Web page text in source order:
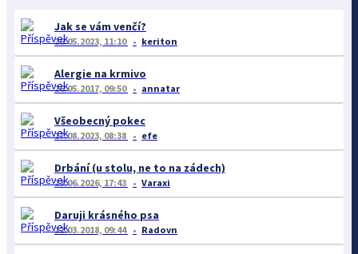
Jak se vám venčí?
26.05.2023, 11:10 keriton
Alergie na krmivo
26.05.2017, 09:50 annatar
Všeobecný pokec
17.08.2023, 08:38 efe
Drbání (u stolu, ne to na zádech)
23.06.2026, 17:43 Varaxi
Daruji krásného psa
12.03.2018, 09:44 Radovn